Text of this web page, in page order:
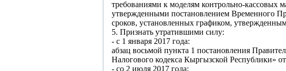
требованиями к моделям контрольно-
утвержденными постановлением Временного
сроков, установленных графиком,
5. Признать утратившими силу:
- с 1 января 2017 года:
абзац восьмой пункта 1 постановления
Налогового кодекса Кыргызской Республики»
- со 2 июля 2017 года: